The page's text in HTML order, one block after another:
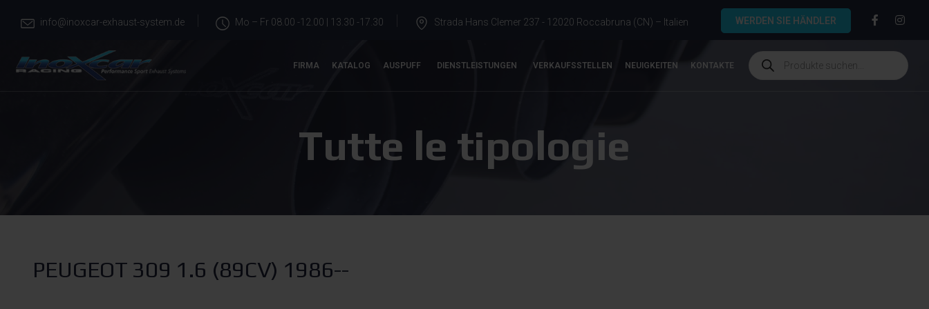
info@inoxcar-exhaust-system.de Mo – Fr 08.00 -12.00 | 13.30 -17.30 Strada Hans Clemer 237 - 12020 Roccabruna (CN) – Italien WERDEN SIE HÄNDLER
FIRMA KATALOG AUSPUFF DIENSTLEISTUNGEN VERKAUFSSTELLEN NEUIGKEITEN KONTAKTE
Tutte le tipologie
PEUGEOT 309 1.6 (89CV) 1986--